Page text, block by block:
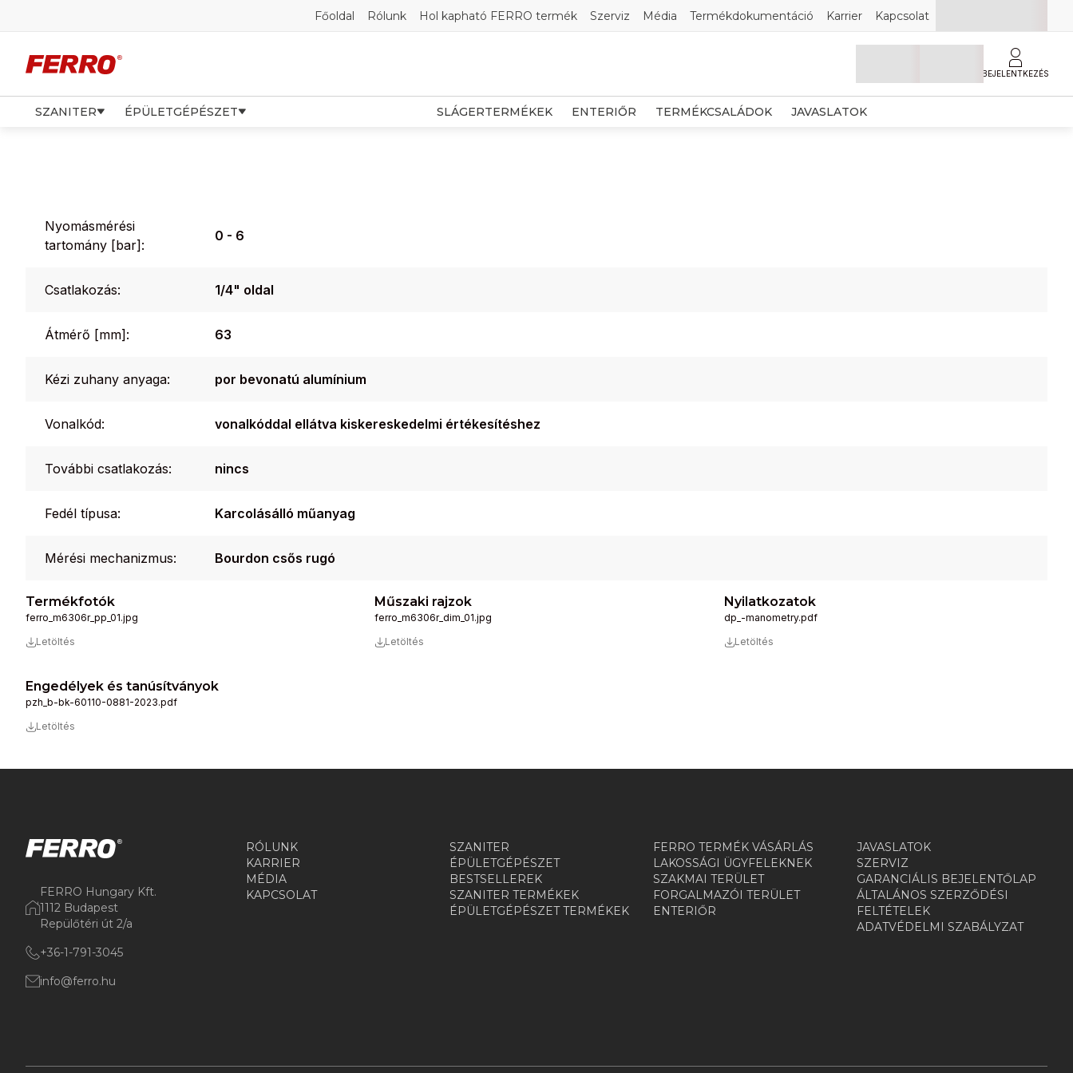
Főoldal Rólunk Hol kapható FERRO termék Szerviz Média Termékdokumentáció Karrier Kapcsolat
BEJELENTKEZÉS
SZANITER ÉPÜLETGÉPÉSZET SLÁGERTERMÉKEK ENTERIŐR TERMÉKCSALÁDOK JAVASLATOK
Nyomásmérési
tartomány [bar]:
0 - 6
Csatlakozás: 1/4" oldal
Átmérő [mm]: 63
Kézi zuhany anyaga: por bevonatú alumínium
Vonalkód: vonalkóddal ellátva kiskereskedelmi értékesítéshez
További csatlakozás: nincs
Fedél típusa: Karcolásálló műanyag
Mérési mechanizmus: Bourdon csős rugó
Termékfotók
ferro_m6306r_pp_01.jpg
Letöltés
Műszaki rajzok
ferro_m6306r_dim_01.jpg
Letöltés
Nyilatkozatok
dp_-manometry.pdf
Letöltés
Engedélyek és tanúsítványok
pzh_b-bk-60110-0881-2023.pdf
Letöltés
FERRO Hungary Kft.
1112 Budapest
Repülőtéri út 2/a
+36-1-791-3045
info@ferro.hu
RÓLUNK
KARRIER
MÉDIA
KAPCSOLAT
SZANITER
ÉPÜLETGÉPÉSZET
BESTSELLEREK
SZANITER TERMÉKEK
ÉPÜLETGÉPÉSZET TERMÉKEK
FERRO TERMÉK VÁSÁRLÁS
LAKOSSÁGI ÜGYFELEKNEK
SZAKMAI TERÜLET
FORGALMAZÓI TERÜLET
ENTERIŐR
JAVASLATOK
SZERVIZ
GARANCIÁLIS BEJELENTŐLAP
ÁLTALÁNOS SZERZŐDÉSI
FELTÉTELEK
ADATVÉDELMI SZABÁLYZAT